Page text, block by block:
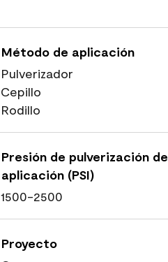
Método de aplicación
Pulverizador
Cepillo
Rodillo
Presión de pulverización de
aplicación (PSI)
1500-2500
Proyecto